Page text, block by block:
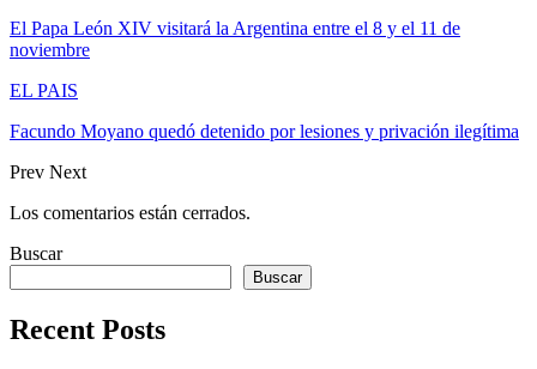
El Papa León XIV visitará la Argentina entre el 8 y el 11 de
noviembre
EL PAIS
Facundo Moyano quedó detenido por lesiones y privación ilegítima
Prev Next
Los comentarios están cerrados.
Buscar
Buscar
Recent Posts